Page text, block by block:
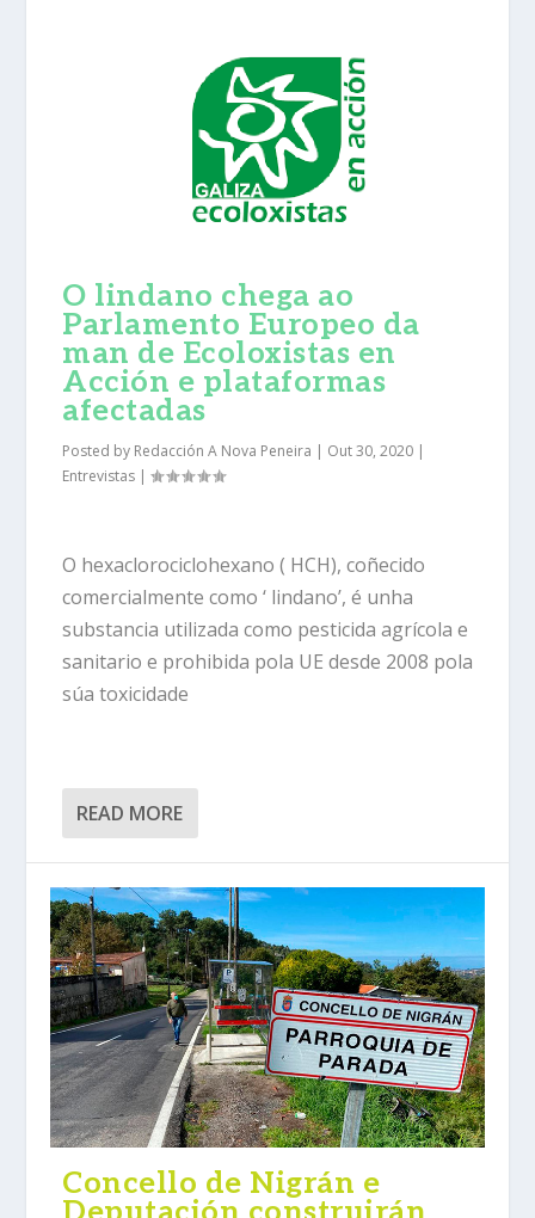
O lindano chega ao
Parlamento Europeo da
man de Ecoloxistas en
Acción e plataformas
afectadas
Posted by Redacción A Nova Peneira | Out 30, 2020 |
Entrevistas |
O hexaclorociclohexano ( HCH), coñecido
comercialmente como ‘ lindano’, é unha
substancia utilizada como pesticida agrícola e
sanitario e prohibida pola UE desde 2008 pola
súa toxicidade
READ MORE
Concello de Nigrán e